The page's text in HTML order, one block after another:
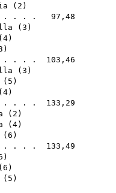
( 2 )
. . . 97,48
( 3 )
4)
)
. . 103,46
( 3 )
( 5 )
4)
. . 133,29
( 2 )
( 4)
( 6 )
. . 133,49
)
6 )
( 5 )